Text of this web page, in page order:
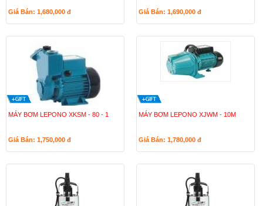
Giá Bán: 1,680,000 đ Giá Bán: 1,690,000 đ
MÁY BƠM LEPONO XKSM - 80 - 1
Giá Bán: 1,750,000 đ
MÁY BƠM LEPONO XJWM - 10M
Giá Bán: 1,780,000 đ